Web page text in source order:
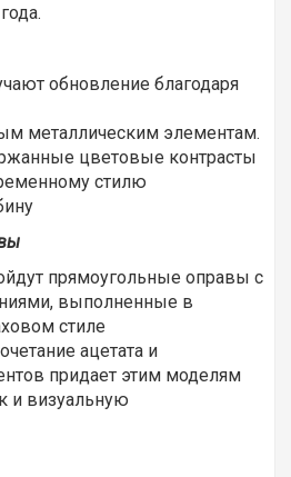
обновление благодаря
металлическим элементам.
цветовые контрасты
стилю
прямоугольные оправы с
выполненные в
стиле
ацетата и
придает этим моделям
и визуальную